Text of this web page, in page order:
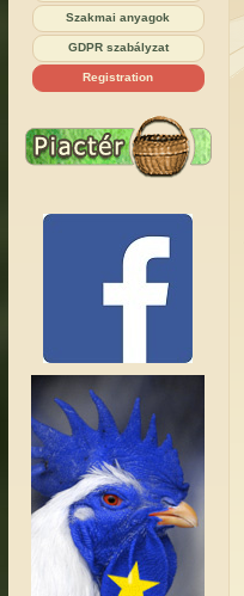
Szakmai anyagok
GDPR szabályzat
Registration